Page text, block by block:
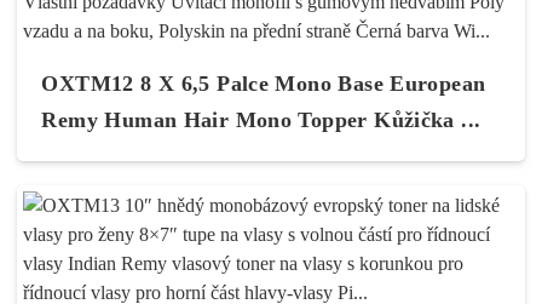
OXTM12 8 X 6,5 Palce Mono Base European
Remy Human Hair Mono Topper Kůžička ...